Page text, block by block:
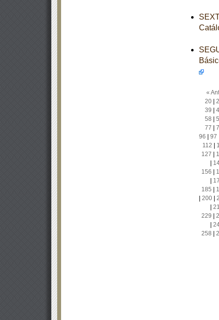
«
20|
39
58
77
96
97
112
127
156
185
200|
229
258